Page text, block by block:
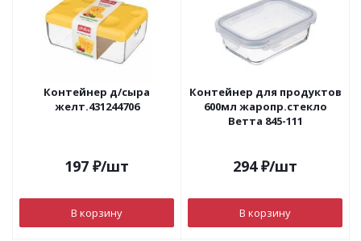
Контейнер д/сыра
желт.431244706
197 ₽/шт
В корзину
Контейнер для продуктов
600мл жаропр.стекло
Ветта 845-111
294₽/шт
В корзину